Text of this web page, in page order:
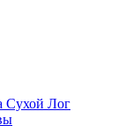
Сухой Лог